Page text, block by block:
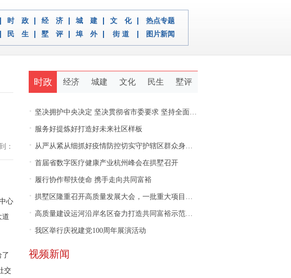
时 政 经 济 城 建 文 化
热点专题
民 生 墅 评 埠 外 街 道 图片新闻
：
心
道
交
时政 经济 城建 文化 民生 墅评
· 坚决拥护中央决定 坚决贯彻省市委要求 坚持全面从严治党推动新拱墅经济社会又好又快发展
· 服务好提炼好打造好未来社区样板
· 从严从紧从细抓好疫情防控切实守护辖区群众身体健康
· 首届省数字医疗健康产业杭州峰会在拱墅召开
· 履行协作帮扶使命 携手走向共同富裕
· 拱墅区隆重召开高质量发展大会，一批重大项目开工签约
· 高质量建设运河沿岸名区奋力打造共同富裕示范区拱墅样本
· 我区举行庆祝建党100周年展演活动
视频新闻